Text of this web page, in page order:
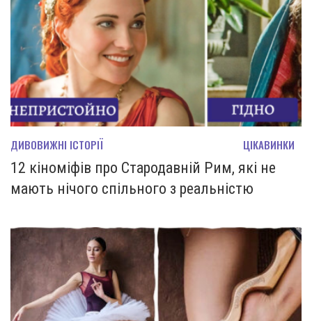
ДИВОВИЖНІ ІСТОРІЇ ЦІКАВИНКИ
12 кіноміфів про Стародавній Рим, які не
мають нічого спільного з реальністю